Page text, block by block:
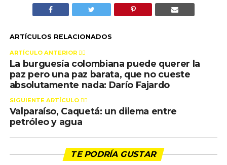
ARTÍCULOS RELACIONADOS
ARTÍCULO ANTERIOR 👉🏻
La burguesía colombiana puede querer la
paz pero una paz barata, que no cueste
absolutamente nada: Darío Fajardo
SIGUIENTE ARTÍCULO 👈🏻
Valparaíso, Caquetá: un dilema entre
petróleo y agua
TE PODRÍA GUSTAR